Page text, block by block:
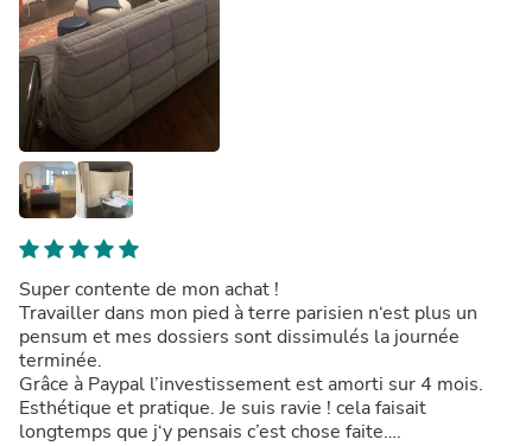
Super contente de mon achat !
Travailler dans mon pied à terre parisien n‘est plus un
pensum et mes dossiers sont dissimulés la journée
terminée.
Grâce à Paypal l’investissement est amorti sur 4 mois.
Esthétique et pratique. Je suis ravie ! cela faisait
longtemps que j‘y pensais c’est chose faite….